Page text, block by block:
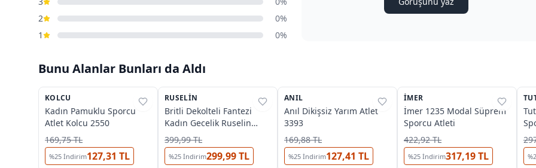
2
0%
1
0%
Bunu Alanlar Bunları da Aldı
%33
KOLCU
Kadın Pamuklu Sporcu
Atlet Kolcu 2550
169,75 TL
%25 İndirim127,31 TL
%63
RUSELIN
Britli Dekolteli Fantezi
Kadın Gecelik Ruselin
2206
399,99 TL
%25 İndirim299,99 TL
%38
ANIL
Anıl Dikişsiz Yarım Atlet
3393
169,88 TL
%25 İndirim127,41 TL
%45
İMER
İmer 1235 Modal Süprem
Sporcu Atleti
422,92 TL
%25 İndirim317,19 TL
%
%